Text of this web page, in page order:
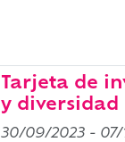
Tarjeta de
y diversidad
30/09/2023 - 07/